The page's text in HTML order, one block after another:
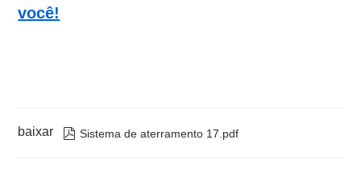
você!
baixar  Sistema de aterramento 17.pdf